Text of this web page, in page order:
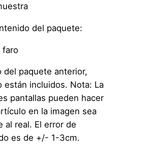
del paquete:
faro
del paquete anterior,
están incluidos. Nota: La
pantallas pueden hacer
en la imagen sea
al real. El error de
es de +/- 1-3cm.